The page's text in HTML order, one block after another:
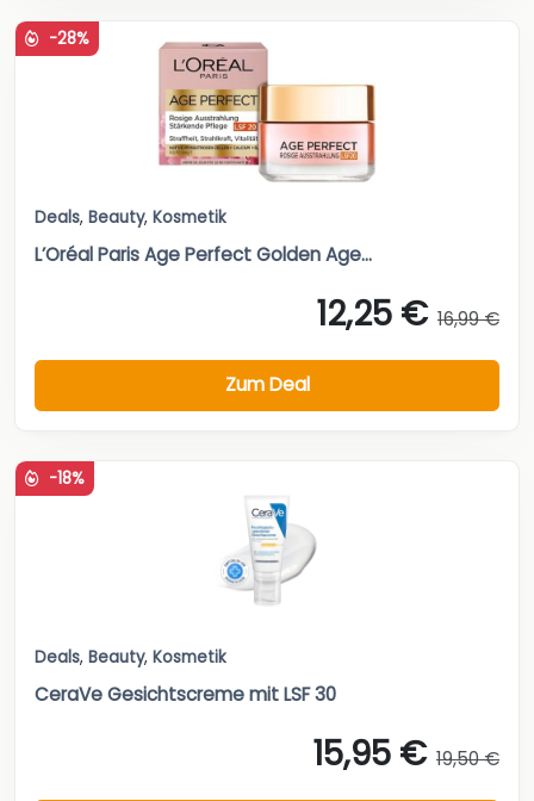
-28%
Deals, Beauty, Kosmetik
L’Oréal Paris Age Perfect Golden Age...
12,25 € 16,99 €
Zum Deal
-18%
Deals, Beauty, Kosmetik
CeraVe Gesichtscreme mit LSF 30
15,95 € 19,50 €